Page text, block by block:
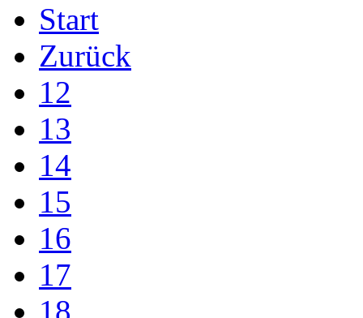
Start
Zurück
12
13
14
15
16
17
18